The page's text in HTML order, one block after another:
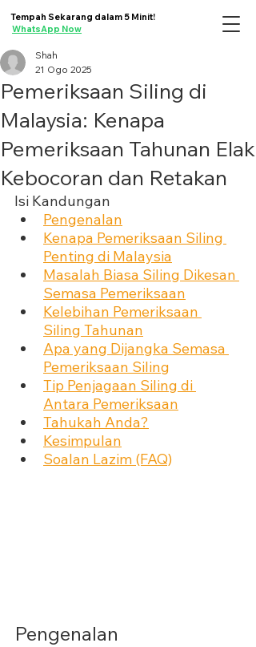
Tempah Sekarang dalam 5 Minit!
WhatsApp Now
Pemeriksaan Siling di
Malaysia: Kenapa
Pemeriksaan Tahunan Elak
Kebocoran dan Retakan
Shah
21 Ogo 2025
Isi Kandungan
Pengenalan
Kenapa Pemeriksaan Siling
Penting di Malaysia
Masalah Biasa Siling Dikesan
Semasa Pemeriksaan
Kelebihan Pemeriksaan
Siling Tahunan
Apa yang Dijangka Semasa
Pemeriksaan Siling
Tip Penjagaan Siling di
Antara Pemeriksaan
Tahukah Anda?
Kesimpulan
Soalan Lazim (FAQ)
Pengenalan